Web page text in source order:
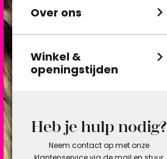
Over ons
Winkel &
openingstijden
Heb je hulp nodig?
Neem contact op met onze